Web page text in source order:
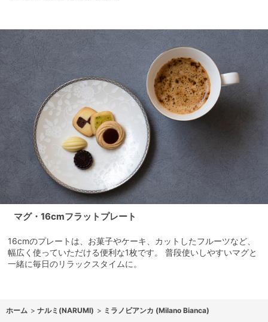
マグ・16cmフラットプレート
16cmのプレートは、お菓子やケーキ、カットしたフルーツなど、
幅広く使っていただける便利な1枚です。 普段使いしやすいマグと
一緒に毎日のリラックスタイムに。
ホーム > ナルミ(NARUMI) > ミラノビアンカ (Milano Bianca)